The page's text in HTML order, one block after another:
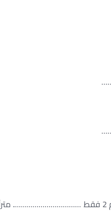
1-كامل أرض وبناء العقار (………………………………………. ) مقام علي أرض مساحتها………..م 2 فقط …………………………….